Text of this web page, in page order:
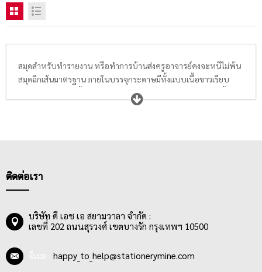
สมุดสำหรับทำรายงาน หรือทำการบ้านส่งครูอาจารย์คงจะหนีไม่พ้น
สมุดฉีกเส้นมาตรฐาน ภายในบรรจุกระดาษมีทั้งแบบเนื้อขาวเรียบ
ธรรมดาและแบบเนื้อกระดาษ True Write ช่วยถนอมสายตา มีทั้ง
ขนาด A4, A5 และ A6 มีทั้งแบบ 50 แกรม, 60 แกรม, 70 แกรม และ
หรือคุณครู กลุ่มผู้ซื้อสมุดฉีกเส้นมาตรฐานส่วนใหญ่จึงเป็น กลุ่ม
นักเรียน นักศึกษา สามารถซื้อใช้ได้เรื่อยๆ
สมุดฉีกเส้นมาตรฐานมีลายเส้นมาตรฐาน 8 มม. และมีจำนวนแผ่น
ตั้งแต่ 25 แผ่น, 30 แผ่น, 40 แผ่น, 50 แผ่น, 70 แผ่น และ 100 แผ่น มี
การเข้าเล่มแบบ MIKRO NED สามารถฉีกได้ง่าย หน้าปกทำมาจาก
ติดต่อเรา
บริษัท ดี เอช เอ สยามวาลา จำกัด :
เลขที่ 202 ถนนสุรวงศ์ เขตบางรัก กรุงเทพฯ 10500
happy_to_help@stationerymine.com